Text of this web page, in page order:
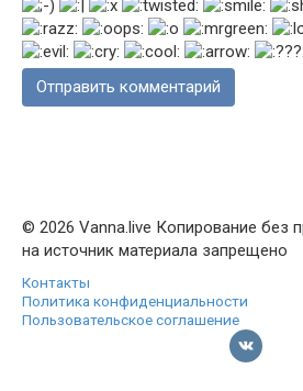
© 2026 Vanna.live Копирование без
на источник материала запрещено
Контакты
Политика конфиденциальности
Пользовательское соглашение